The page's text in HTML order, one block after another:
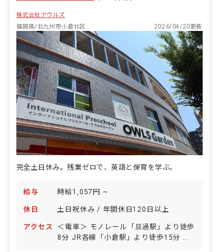
株式会社アウルズ
福岡県/北九州市小倉北区
2026/04/20更新
完全土日休み。残業ゼロで、英語と保育を学ぶ。
給与 時給1,057円 ~
休日 土日祝休み / 年間休日120日以上
アクセス
＜電車＞ モノレール「旦過駅」より徒歩
8分 JR各線「小倉駅」より徒歩15分 ＜